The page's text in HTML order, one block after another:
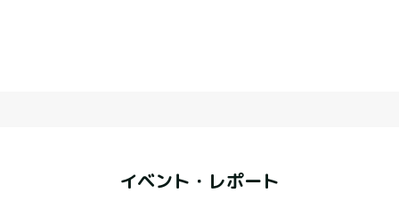
イベント・レポート